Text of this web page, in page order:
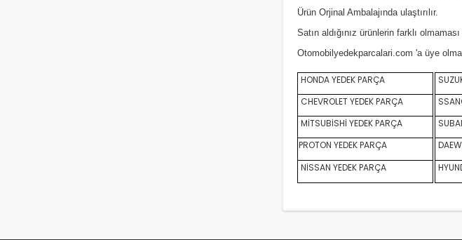
Ürün Orjinal Ambalajında ulaştırılır.
Satın aldığınız ürünlerin farklı
Otomobilyedekparcalari.com 'a üye
HONDA YEDEK PARÇA
CHEVROLET YEDEK PARÇA
MİTSUBİSHİ YEDEK PARÇA
PROTON YEDEK PARÇA
NİSSAN YEDEK PARÇA